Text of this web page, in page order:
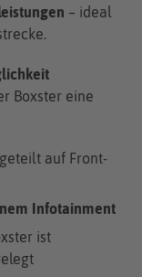
– ideal
Boxster eine
auf Front-
Infotainment
ist